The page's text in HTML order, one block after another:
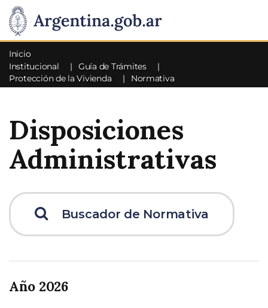
Inicio
Institucional
Guía de Trámites
Protección de la Vivienda
Normativa
Disposiciones
Administrativas
Buscador de Normativa
Año 2026